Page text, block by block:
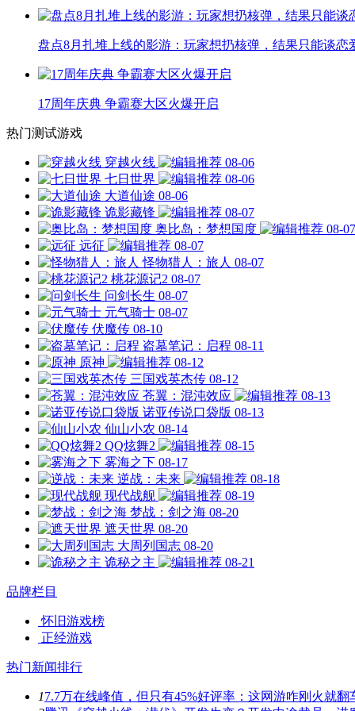
盘点8月扎堆上线的影游：玩家想扔核弹，结果只能谈恋
17周年庆典 争霸赛大区火爆开启
热门测试游戏
穿越火线
08-06
七日世界
08-06
大道仙途 08-06
诡影藏锋
08-07
奥比岛：梦想国度
08-07
远征
08-07
怪物猎人：旅人 08-07
桃花源记2 08-07
问剑长生 08-07
元气骑士 08-07
伏魔传 08-10
盗墓笔记：启程 08-11
原神
08-12
三国戏英杰传 08-12
苍翼：混沌效应
08-13
诺亚传说口袋版 08-13
仙山小农 08-14
QQ炫舞2
08-15
雾海之下 08-17
逆战：未来
08-18
现代战舰
08-19
梦战：剑之海 08-20
遮天世界 08-20
大周列国志 08-20
诡秘之主
08-21
品牌栏目
怀旧游戏榜
正经游戏
热门新闻排行
17.7万在线峰值，但只有45%好评率：这网游咋刚火就翻